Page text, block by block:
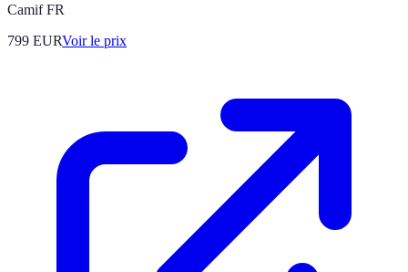
Camif FR
799 EURVoir le prix